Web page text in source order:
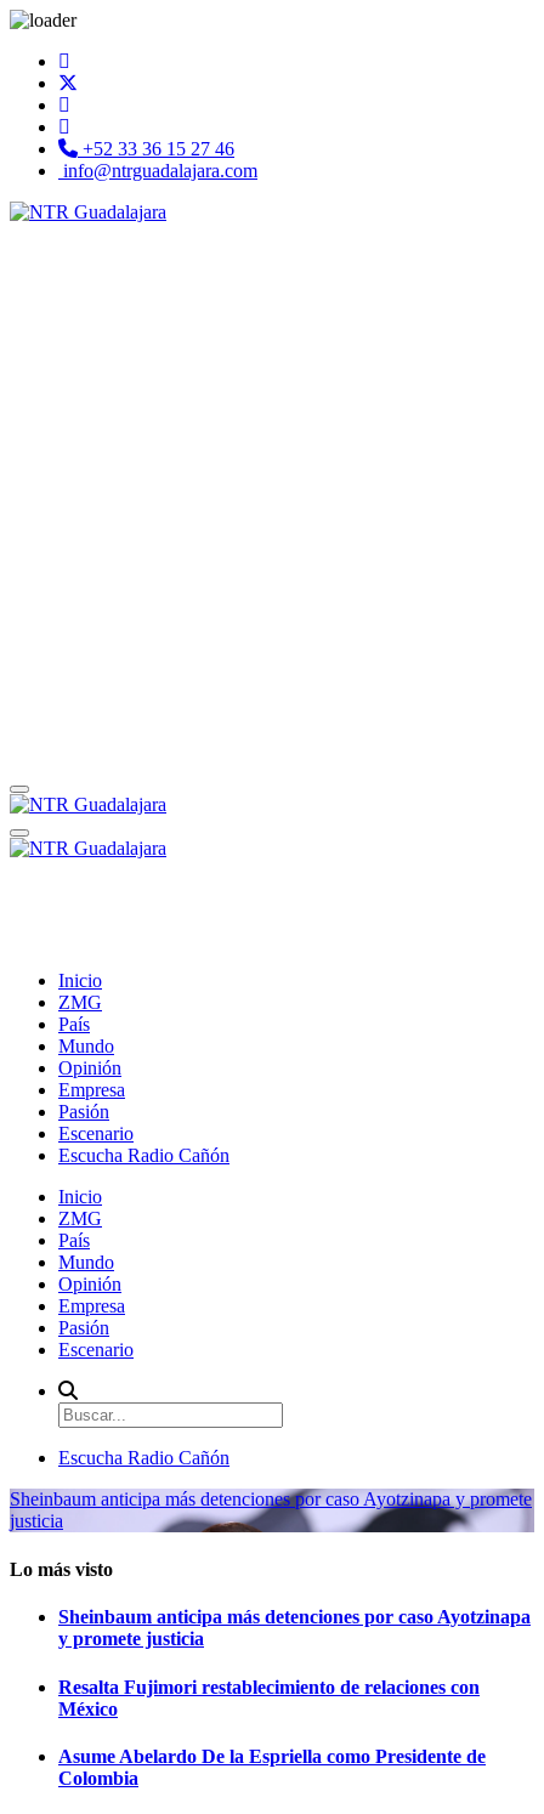
+52 33 36 15 27 46
info@ntrguadalajara.com
Inicio
ZMG
País
Mundo
Opinión
Empresa
Pasión
Escenario
Escucha Radio Cañón
Inicio
ZMG
País
Mundo
Opinión
Empresa
Pasión
Escenario
Escucha Radio Cañón
Sheinbaum anticipa más detenciones por caso Ayotzinapa y promete
justicia
Lo más visto
Sheinbaum anticipa más detenciones por caso Ayotzinapa
y promete justicia
Resalta Fujimori restablecimiento de relaciones con
México
Asume Abelardo De la Espriella como Presidente de
Colombia